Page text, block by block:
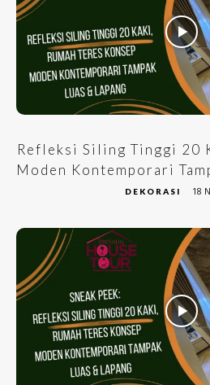
Refleksi Siling Tinggi 20
Moden Kontemporari
DEKORASI 18